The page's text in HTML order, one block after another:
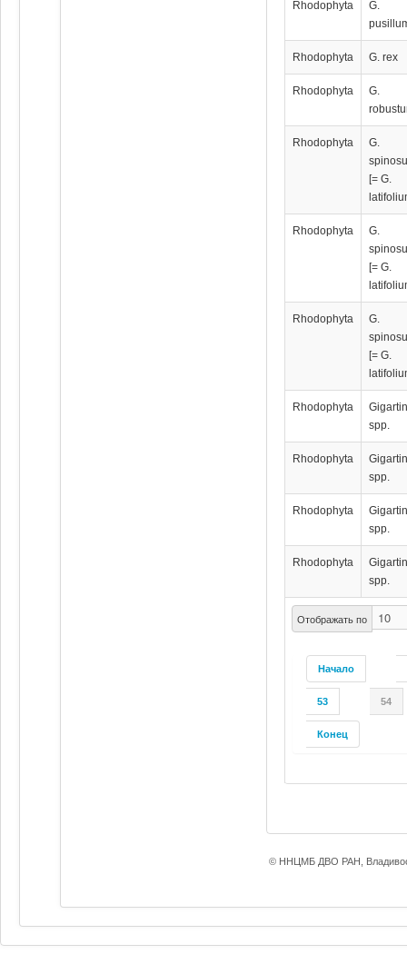
Отображать по
Начало
53 54
Конец
Rhodophyta
G.
Rhodophyta G. rex
Rhodophyta
G.
Rhodophyta
G.
[= G.
Rhodophyta
G.
[= G.
Rhodophyta
G.
[= G.
Rhodophyta
spp.
Rhodophyta
spp.
Rhodophyta
spp.
Rhodophyta
spp.
© ННЦМБ ДВО РАН,